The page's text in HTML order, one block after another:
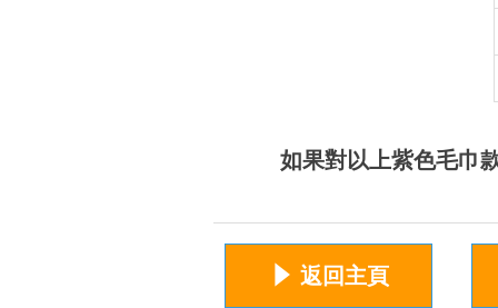
如果對以上紫色毛巾
념 返回主頁